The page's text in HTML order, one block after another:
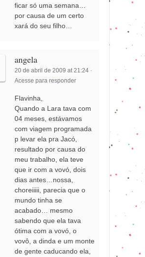
ficar só uma semana…
por causa de um certo
xará do seu filho…
angela
20 de abril de 2009 at 21:24 ·
Acesse para responder
Flavinha,
Quando a Lara tava com
04 meses, estávamos
com viagem programada
p levar ela pra Jacó,
resultado por causa do
meu trabalho, ela teve
que ir com a vovó, dois
dias antes…nossa,
choreiiiii, parecia que o
mundo tinha se
acabado… mesmo
sabendo que ela tava
ótima com a vovó, o
vovô, a dinda e um monte
de gente caducando ela,